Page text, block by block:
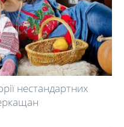
нестандартних